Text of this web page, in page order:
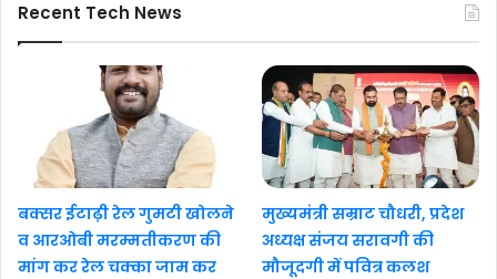
Recent Tech News
बक्सर ईटाढ़ी रेल गुमटी खोलने
व आरओबी मरम्मतीकरण की
मांग कर रेल चक्का जाम कर
मुख्यमंत्री सम्राट चौधरी, प्रदेश
अध्यक्ष संजय सरावगी की
मौजूदगी में पवित्र कलश